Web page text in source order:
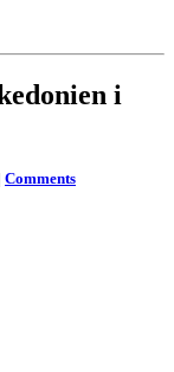
i
Comments